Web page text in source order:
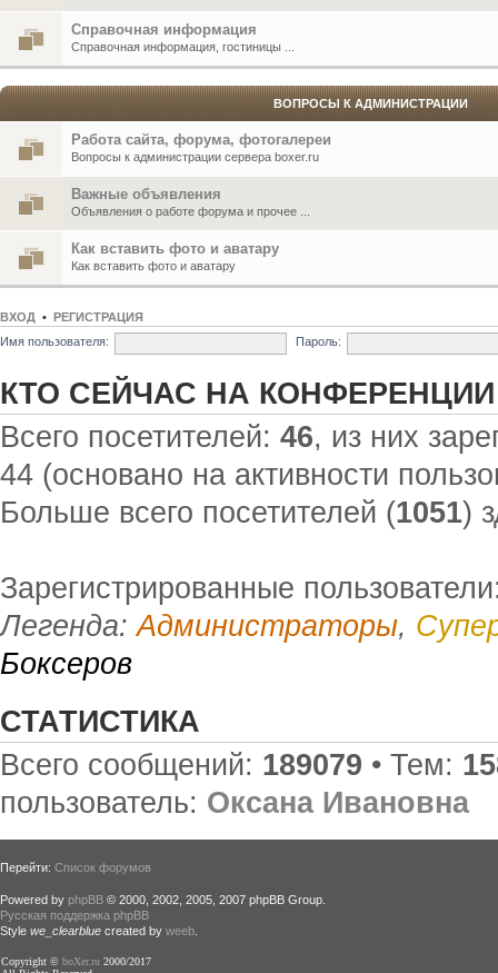
Справочная информация
Справочная информация, гостиницы ...
ВОПРОСЫ К АДМИНИСТРАЦИИ
Работа сайта, форума, фотогалереи
Вопросы к администрации сервера boxer.ru
Важные объявления
Объявления о работе форума и прочее ...
Как вставить фото и аватару
Как вставить фото и аватару
ВХОД • РЕГИСТРАЦИЯ
Имя пользователя:
Пароль:
КТО СЕЙЧАС НА КОНФЕРЕНЦИИ
Всего посетителей: 46, из них
44 (основано на активности
Больше всего посетителей (1051)
Зарегистрированные
Легенда:Администраторы,
Боксеров
СТАТИСТИКА
Всего сообщений: 189079 • Тем:
пользователь: Оксана Ивановна
Перейти: Список форумов
Powered by phpBB © 2000, 2002, 2005, 2007 phpBB Group.
Русская поддержка phpBB
Style we_clearblue created by weeb
Copyright © boXer.ru 2000/2017